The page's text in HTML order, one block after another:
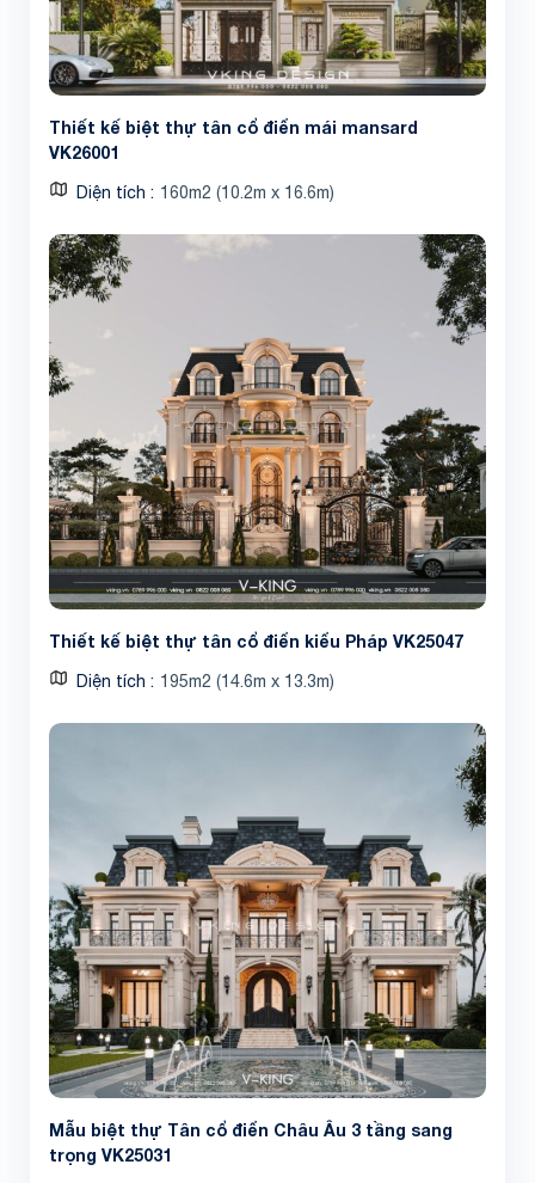
Thiết kế biệt thự tân cổ điển mái mansard
VK26001
Diện tích 160m2 (10.2m x 16.6m)
Thiết kế biệt thự tân cổ điển kiểu Pháp VK25047
Diện tích 195m2 (14.6m x 13.3m)
Mẫu biệt thự Tân cổ điển Châu Âu 3 tầng sang
trọng VK25031